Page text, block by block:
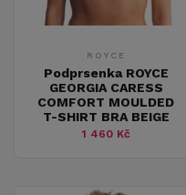
ROYCE
Podprsenka ROYCE
GEORGIA CARESS
COMFORT MOULDED
T-SHIRT BRA BEIGE
1 460 Kč